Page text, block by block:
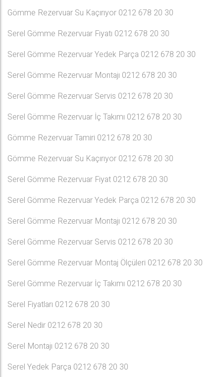
Gömme Rezervuar Su Kaçırıyor 0212 678 20 30
Serel Gömme Rezervuar Fiyatı 0212 678 20 30
Serel Gömme Rezervuar Yedek Parça 0212 678 20 30
Serel Gömme Rezervuar Montajı 0212 678 20 30
Serel Gömme Rezervuar Servis 0212 678 20 30
Serel Gömme Rezervuar İç Takımı 0212 678 20 30
Gömme Rezervuar Tamiri 0212 678 20 30
Gömme Rezervuar Su Kaçırıyor 0212 678 20 30
Serel Gömme Rezervuar Fiyat 0212 678 20 30
Serel Gömme Rezervuar Yedek Parça 0212 678 20 30
Serel Gömme Rezervuar Montajı 0212 678 20 30
Serel Gömme Rezervuar Servis 0212 678 20 30
Serel Gömme Rezervuar Montaj Ölçüleri 0212 678 20 30
Serel Gömme Rezervuar İç Takımı 0212 678 20 30
Serel Fiyatları 0212 678 20 30
Serel Nedir 0212 678 20 30
Serel Montajı 0212 678 20 30
Serel Yedek Parça 0212 678 20 30